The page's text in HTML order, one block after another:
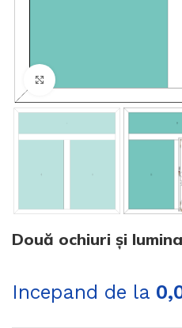
Două ochiuri și
Incepand de la